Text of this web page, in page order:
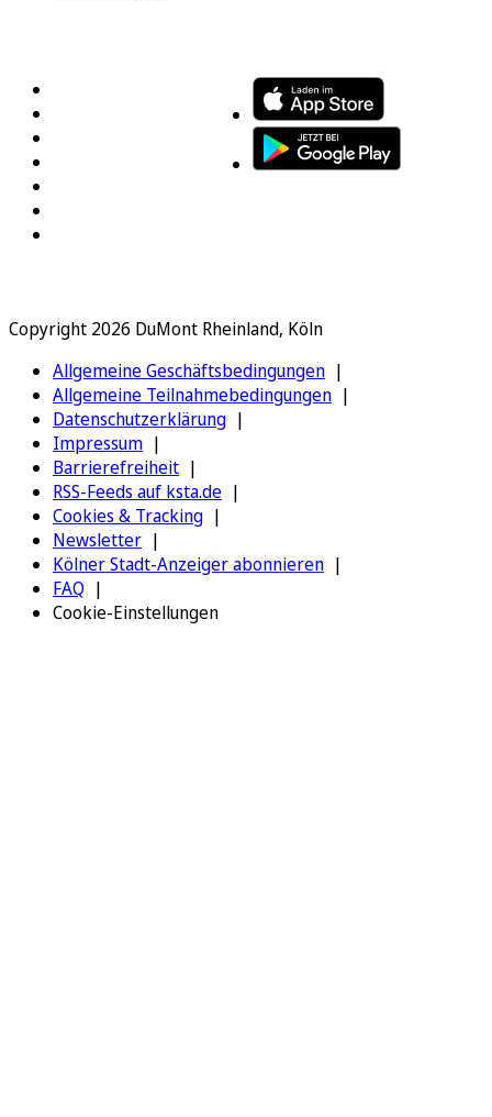
Copyright 2026 DuMont Rheinland, Köln
Allgemeine Geschäftsbedingungen
Allgemeine Teilnahmebedingungen
Datenschutzerklärung
Impressum
Barrierefreiheit
RSS-Feeds auf ksta.de
Cookies & Tracking
Newsletter
Kölner Stadt-Anzeiger abonnieren
FAQ
Cookie-Einstellungen